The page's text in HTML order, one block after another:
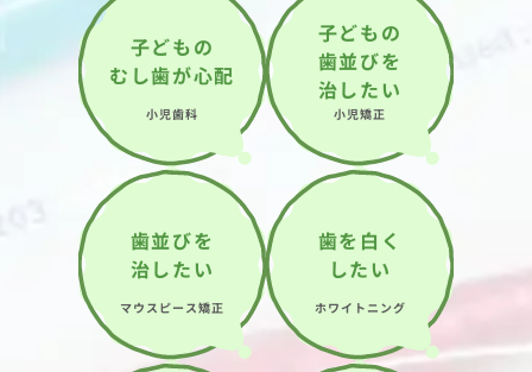
子どもの
むし歯が心配
小児歯科
子どもの
歯並びを
治したい
小児矯正
歯並びを
治したい
マウスピース矯正
歯を白く
したい
ホワイトニング